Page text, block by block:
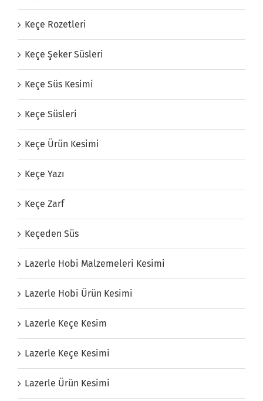
Keçe Rozetleri
Keçe Şeker Süsleri
Keçe Süs Kesimi
Keçe Süsleri
Keçe Ürün Kesimi
Keçe Yazı
Keçe Zarf
Keçeden Süs
Lazerle Hobi Malzemeleri Kesimi
Lazerle Hobi Ürün Kesimi
Lazerle Keçe Kesim
Lazerle Keçe Kesimi
Lazerle Ürün Kesimi